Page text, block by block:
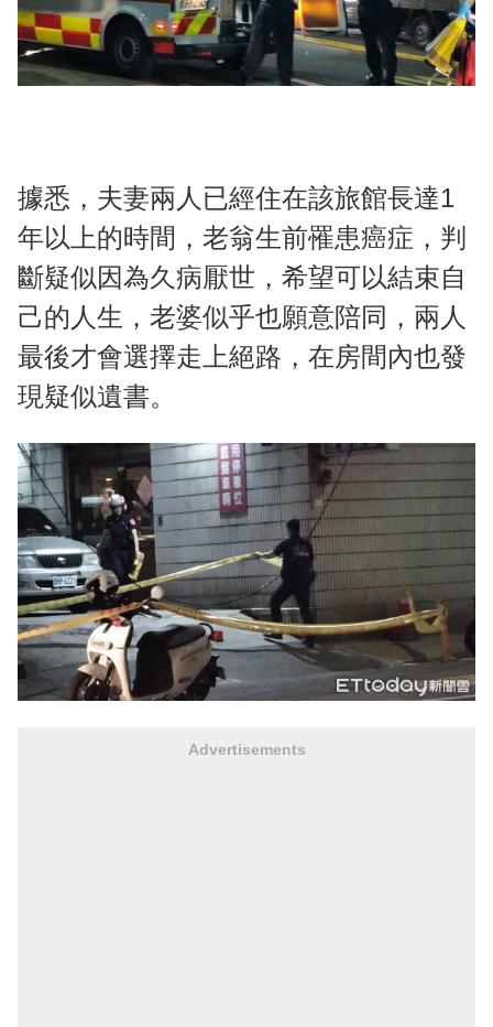
據悉，夫妻兩人已經住在該旅館長達1
年以上的時間，老翁生前罹患癌症，判
斷疑似因為久病厭世，希望可以結束自
己的人生，老婆似乎也願意陪同，兩人
最後才會選擇走上絕路，在房間內也發
現疑似遺書。
Advertisements